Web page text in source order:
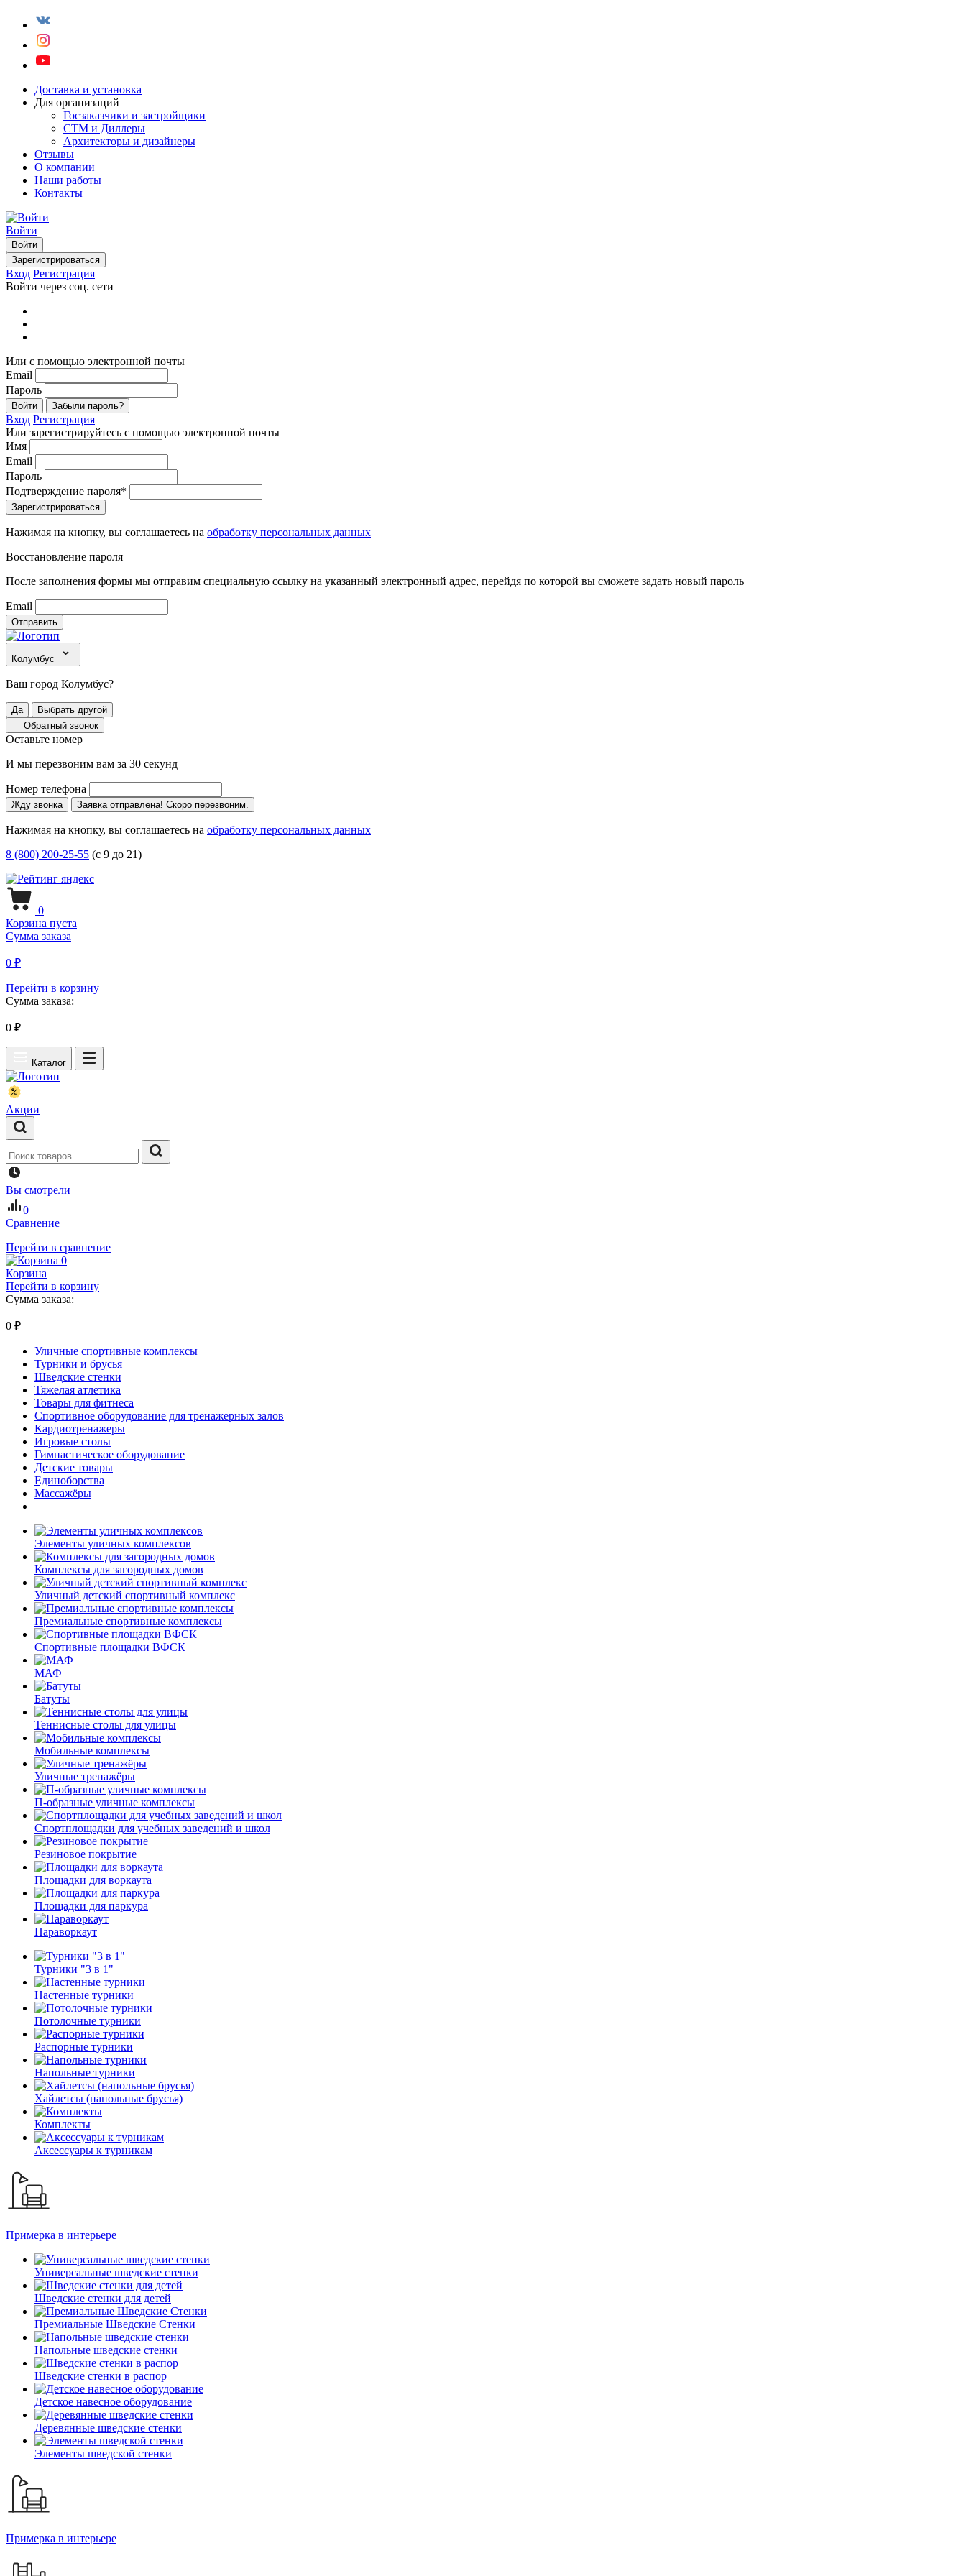
Доставка и установка
Для организаций
Госзаказчики и застройщики
СТМ и Диллеры
Архитекторы и дизайнеры
Отзывы
О компании
Наши работы
Контакты
Войти
Войти
Зарегистрироваться
Вход Регистрация
Войти через соц. сети
Или с помощью электронной почты
Email
Пароль
Войти Забыли пароль?
Вход Регистрация
Или зарегистрируйтесь с помощью электронной почты
Имя
Email
Пароль
Подтверждение пароля*
Зарегистрироваться
Нажимая на кнопку, вы соглашаетесь на обработку персональных данных
Восстановление пароля
После заполнения формы мы отправим специальную ссылку на указанный электронный адрес, перейдя по которой вы сможете задать новый пароль
Email
Отправить
Колумбус
Ваш город Колумбус?
Да
Выбрать другой
Обратный звонок
Оставьте номер
И мы перезвоним вам за 30 секунд
Номер телефона
Жду звонка Заявка отправлена! Скоро перезвоним.
Нажимая на кнопку, вы соглашаетесь на обработку персональных данных
8 (800) 200-25-55 (с 9 до 21)
0
Корзина пуста
Сумма заказа
0 ₽
Перейти в корзину
Сумма заказа:
0 ₽
Каталог
Акции
Вы смотрели
0
Сравнение
Перейти в сравнение
0
Корзина
Перейти в корзину
Сумма заказа:
0 ₽
Уличные спортивные комплексы
Турники и брусья
Шведские стенки
Тяжелая атлетика
Товары для фитнеса
Спортивное оборудование для тренажерных залов
Кардиотренажеры
Игровые столы
Гимнастическое оборудование
Детские товары
Единоборства
Массажёры
Элементы уличных комплексов
Комплексы для загородных домов
Уличный детский спортивный комплекс
Премиальные спортивные комплексы
Спортивные площадки ВФСК
МАФ
Батуты
Теннисные столы для улицы
Мобильные комплексы
Уличные тренажёры
П-образные уличные комплексы
Спортплощадки для учебных заведений и школ
Резиновое покрытие
Площадки для воркаута
Площадки для паркура
Параворкаут
Турники "3 в 1"
Настенные турники
Потолочные турники
Распорные турники
Напольные турники
Хайлетсы (напольные брусья)
Комплекты
Аксессуары к турникам
Примерка в интерьере
Универсальные шведские стенки
Шведские стенки для детей
Премиальные Шведские Стенки
Напольные шведские стенки
Шведские стенки в распор
Детское навесное оборудование
Деревянные шведские стенки
Элементы шведской стенки
Примерка в интерьере